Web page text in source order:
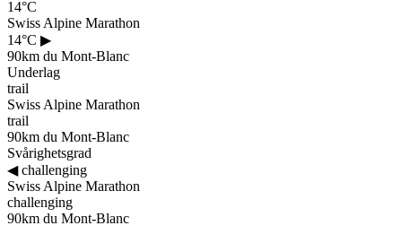
14°C
Swiss Alpine Marathon
14°C ▶
90km du Mont-Blanc
Underlag
trail
Swiss Alpine Marathon
trail
90km du Mont-Blanc
Svårighetsgrad
◀challenging
Swiss Alpine Marathon
challenging
90km du Mont-Blanc